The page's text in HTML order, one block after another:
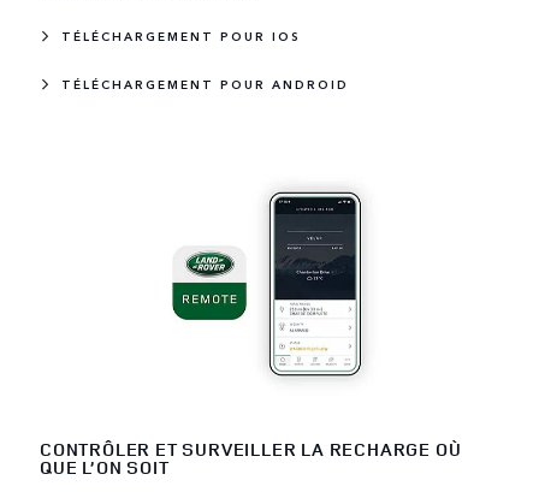
TÉLÉCHARGEMENT POUR IOS
TÉLÉCHARGEMENT POUR ANDROID
CONTRÔLER ET SURVEILLER LA RECHARGE OÙ
QUE L’ON SOIT